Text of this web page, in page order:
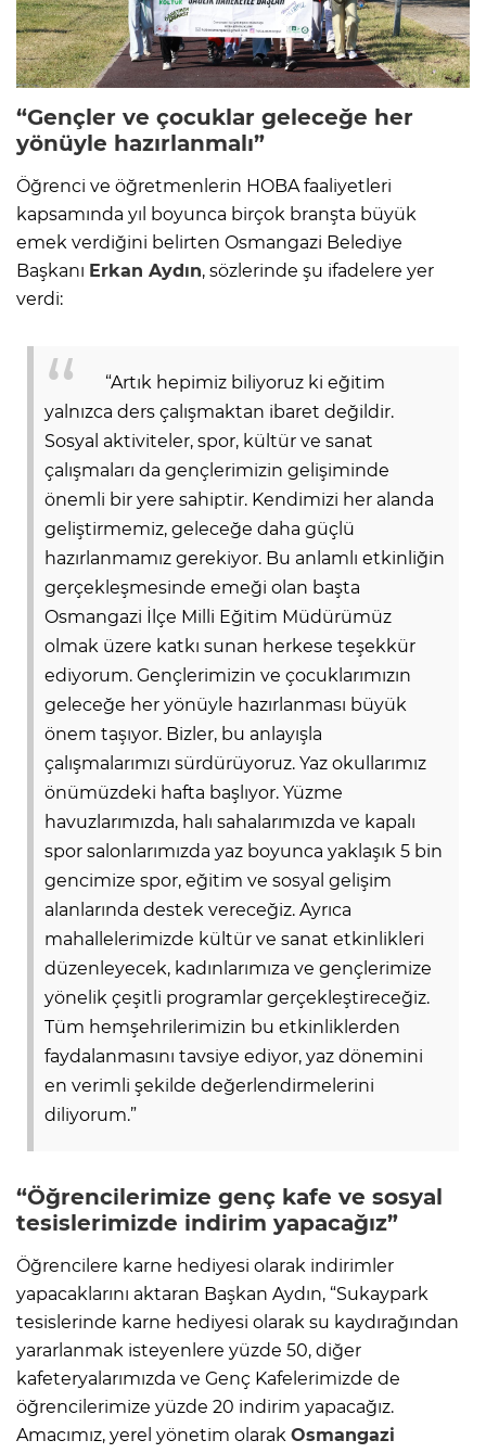
“Gençler ve çocuklar geleceğe her
yönüyle hazırlanmalı”
Öğrenci ve öğretmenlerin HOBA faaliyetleri
kapsamında yıl boyunca birçok branşta büyük
emek verdiğini belirten Osmangazi Belediye
Başkanı Erkan Aydın, sözlerinde şu ifadelere yer
verdi:
“Artık hepimiz biliyoruz ki eğitim
yalnızca ders çalışmaktan ibaret değildir.
Sosyal aktiviteler, spor, kültür ve sanat
çalışmaları da gençlerimizin gelişiminde
önemli bir yere sahiptir. Kendimizi her alanda
geliştirmemiz, geleceğe daha güçlü
hazırlanmamız gerekiyor. Bu anlamlı etkinliğin
gerçekleşmesinde emeği olan başta
Osmangazi İlçe Milli Eğitim Müdürümüz
olmak üzere katkı sunan herkese teşekkür
ediyorum. Gençlerimizin ve çocuklarımızın
geleceğe her yönüyle hazırlanması büyük
önem taşıyor. Bizler, bu anlayışla
çalışmalarımızı sürdürüyoruz. Yaz okullarımız
önümüzdeki hafta başlıyor. Yüzme
havuzlarımızda, halı sahalarımızda ve kapalı
spor salonlarımızda yaz boyunca yaklaşık 5 bin
gencimize spor, eğitim ve sosyal gelişim
alanlarında destek vereceğiz. Ayrıca
mahallelerimizde kültür ve sanat etkinlikleri
düzenleyecek, kadınlarımıza ve gençlerimize
yönelik çeşitli programlar gerçekleştireceğiz.
Tüm hemşehrilerimizin bu etkinliklerden
faydalanmasını tavsiye ediyor, yaz dönemini
en verimli şekilde değerlendirmelerini
diliyorum.”
“Öğrencilerimize genç kafe ve sosyal
tesislerimizde indirim yapacağız”
Öğrencilere karne hediyesi olarak indirimler
yapacaklarını aktaran Başkan Aydın, “Sukaypark
tesislerinde karne hediyesi olarak su kaydırağından
yararlanmak isteyenlere yüzde 50, diğer
kafeteryalarımızda ve Genç Kafelerimizde de
öğrencilerimize yüzde 20 indirim yapacağız.
Amacımız, yerel yönetim olarak Osmangazi